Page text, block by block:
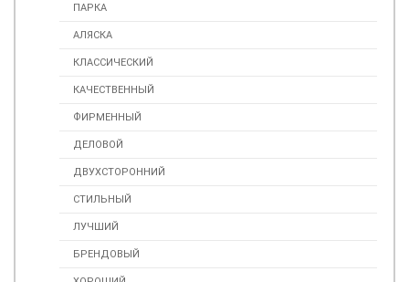
ПАРКА
АЛЯСКА
КЛАССИЧЕСКИЙ
КАЧЕСТВЕННЫЙ
ФИРМЕННЫЙ
ДЕЛОВОЙ
ДВУХСТОРОННИЙ
СТИЛЬНЫЙ
ЛУЧШИЙ
БРЕНДОВЫЙ